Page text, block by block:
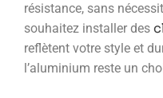
résistance, sans
souhaitez installer des
reflètent votre style et
l’aluminium reste un